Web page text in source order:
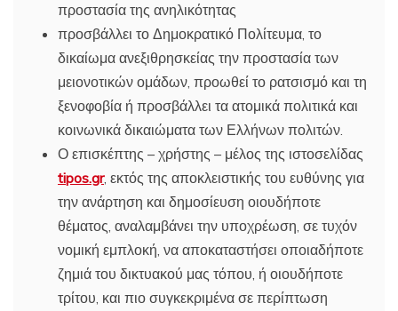
προστασία της ανηλικότητας
προσβάλλει το Δημοκρατικό Πολίτευμα, το
δικαίωμα ανεξιθρησκείας την προστασία των
μειονοτικών ομάδων, προωθεί το ρατσισμό και τη
ξενοφοβία ή προσβάλλει τα ατομικά πολιτικά και
κοινωνικά δικαιώματα των Ελλήνων πολιτών.
Ο επισκέπτης – χρήστης – μέλος της ιστοσελίδας
tipos.gr, εκτός της αποκλειστικής του ευθύνης για
την ανάρτηση και δημοσίευση οιουδήποτε
θέματος, αναλαμβάνει την υποχρέωση, σε τυχόν
νομική εμπλοκή, να αποκαταστήσει οποιαδήποτε
ζημιά του δικτυακού μας τόπου, ή οιουδήποτε
τρίτου, και πιο συγκεκριμένα σε περίπτωση